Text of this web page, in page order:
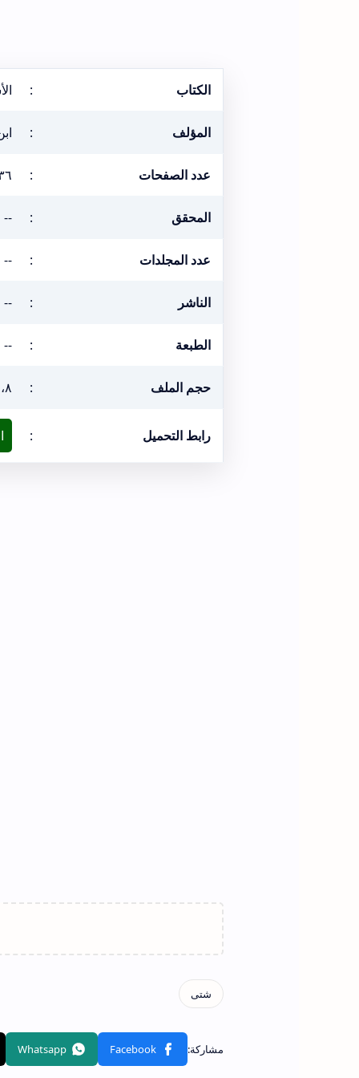
الكتاب :
المؤلف :
عدد الصفحات :
المحقق :
--
عدد المجلدات :
--
الناشر :
--
الطبعة :
--
حجم الملف : ١،٨
رابط التحميل :